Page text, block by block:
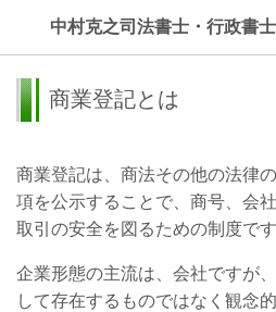
中村克之司法書士・行政書
商業登記とは
商業登記は、商法その他の法律
項を公示することで、商号、会
取引の安全を図るための制度です
企業形態の主流は、会社ですが
して存在するものではなく観念